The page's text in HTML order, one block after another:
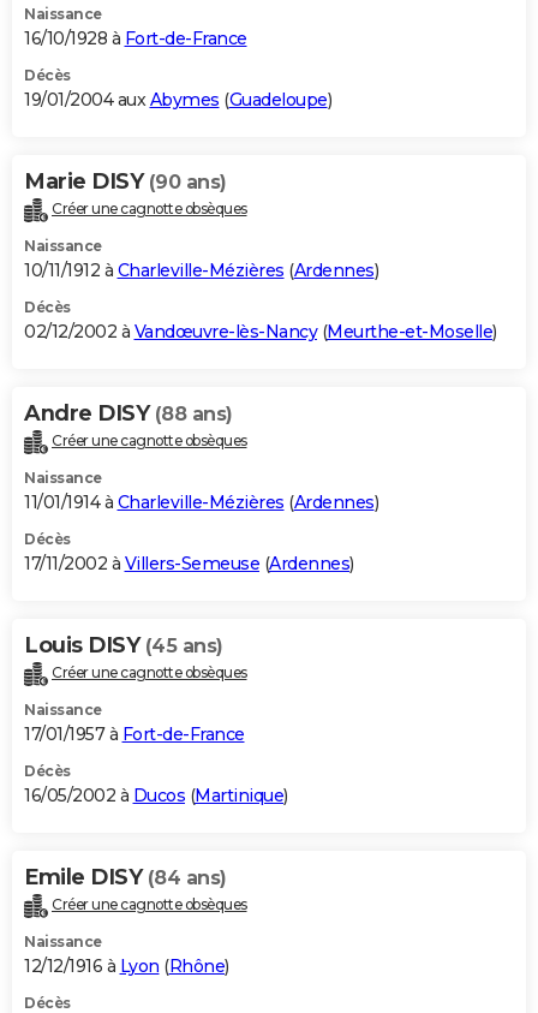
Naissance
16/10/1928 à Fort-de-France
Décès
19/01/2004 auxAbymes (Guadeloupe)
Marie DISY (90 ans)
Créer une cagnotte obsèques
Naissance
10/11/1912 à Charleville-Mézières (Ardennes)
Décès
02/12/2002 à Vandœuvre-lès-Nancy(Meurthe-et-Moselle)
Andre DISY (88 ans)
Créer une cagnotte obsèques
Naissance
11/01/1914 à Charleville-Mézières (Ardennes)
Décès
17/11/2002 à Villers-Semeuse (Ardennes)
Louis DISY (45 ans)
Créer une cagnotte obsèques
Naissance
17/01/1957 à Fort-de-France
Décès
16/05/2002 à Ducos (Martinique)
Emile DISY (84 ans)
Créer une cagnotte obsèques
Naissance
12/12/1916 à Lyon (Rhône)
Décès